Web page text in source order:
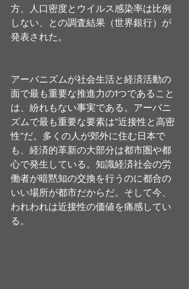
方、人口密度とウイルス感染率は比例
しない、との調査結果（世界銀行）が
発表された。
アーバニズムが社会生活と経済活動の
面で最も重要な推進力の1つであること
は、紛れもない事実である。アーバニ
ズムで最も重要な要素は”近接性と高密
性”だ。多くの人が郊外に住む日本で
も、経済的革新の大部分は都市圏や都
心で発生している。知識経済社会の労
働者が暗黙知の交換を行うのに都合の
いい場所が都市だからだ。そして今、
われわれは近接性の価値を痛感してい
る。